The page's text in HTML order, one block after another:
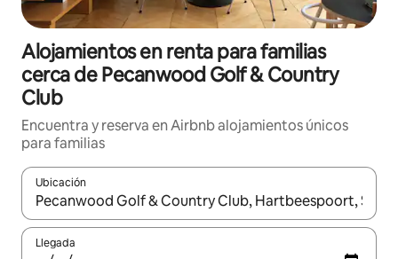
Alojamientos en renta para familias
cerca de Pecanwood Golf & Country
Club
Encuentra y reserva en Airbnb alojamientos únicos
para familias
Ubicación
Cuando los resultados estén disponibles, podrás navegar
Llegada